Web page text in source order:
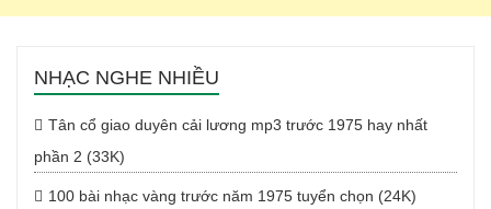
NHẠC NGHE NHIỀU
Tân cổ giao duyên cải lương mp3 trước 1975 hay nhất
phần 2 (33K)
100 bài nhạc vàng trước năm 1975 tuyển chọn (24K)